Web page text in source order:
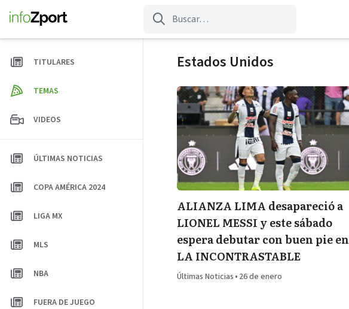
contenido
Estados Unidos
ALIANZA LIMA desapareció a
LIONEL MESSI y este sábado
espera debutar con buen pie en
LA INCONTRASTABLE
Últimas Noticias • 26 de enero
TITULARES
TEMAS
VIDEOS
ÚLTIMAS NOTICIAS
COPA AMÉRICA 2024
LIGA MX
MLS
NBA
FUERA DE JUEGO